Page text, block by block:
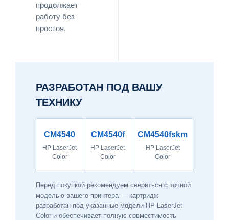
продолжает
работу без
простоя.
РАЗРАБОТАН ПОД ВАШУ
ТЕХНИКУ
CM4540
HP LaserJet
Color
CM4540f
HP LaserJet
Color
CM4540fskm
HP LaserJet
Color
Перед покупкой рекомендуем свериться с точной
моделью вашего принтера — картридж
разработан под указанные модели HP LaserJet
Color и обеспечивает полную совместимость